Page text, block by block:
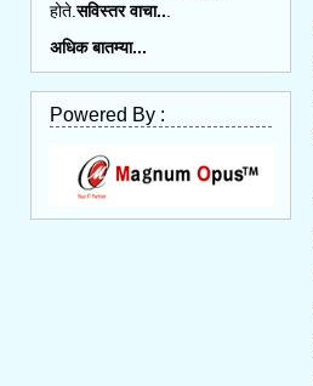
होते.सविस्तर वाचा..
अधिक बातम्या...
Powered By :